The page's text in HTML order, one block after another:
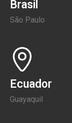
Brasil
São Paulo
Ecuador
Guayaquil